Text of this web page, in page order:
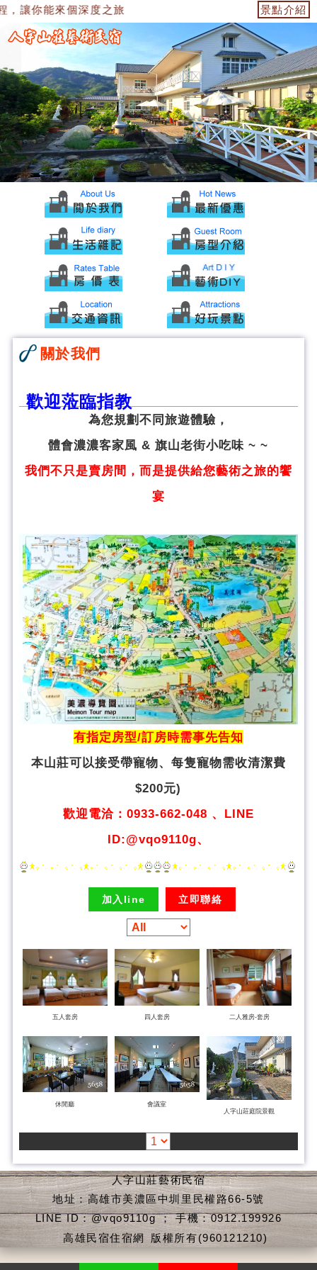
讓你能來個深度之旅 景點介紹
關於我們
歡迎蒞臨指教
為您規劃不同旅遊體驗，
體會濃濃客家風 & 旗山老街小吃味 ~ ~
我們不只是賣房間，而是提供給您藝術之旅的饗
宴
有指定房型/訂房時需事先告知
本山莊可以接受帶寵物、 每隻寵物需收清潔費
$200元)
歡迎電洽：0933-662-048 、LINE
ID:@vqo9110g、
加入line 立即聯絡
五人套房 四人套房 二人雅房-套房
休閒廳
會議室
人字山莊庭院景觀
人字山莊藝術民宿
地址：高雄市美濃區中圳里民權路66-5號
LINE ID：@vqo9110g ； 手機：0912.199926
高雄民宿住宿網 版權所有(960121210)